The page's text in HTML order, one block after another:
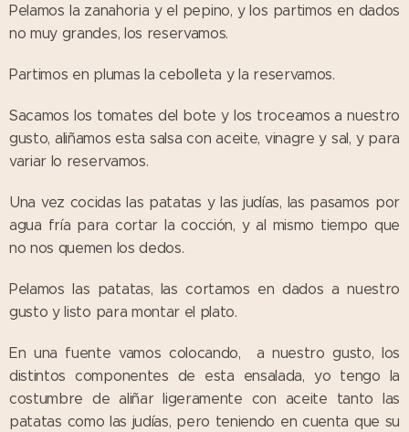
Pelamos la zanahoria y el pepino, y los partimos en dados
no muy grandes, los reservamos.
Partimos en plumas la cebolleta y la reservamos.
Sacamos los tomates del bote y los troceamos a nuestro
gusto, aliñamos esta salsa con aceite, vinagre y sal, y para
variar lo reservamos.
Una vez cocidas las patatas y las judías, las pasamos por
agua fría para cortar la cocción, y al mismo tiempo que
no nos quemen los dedos.
Pelamos las patatas, las cortamos en dados a nuestro
gusto y listo para montar el plato.
En una fuente vamos colocando, a nuestro gusto, los
distintos componentes de esta ensalada, yo tengo la
costumbre de aliñar ligeramente con aceite tanto las
patatas como las judías, pero teniendo en cuenta que su